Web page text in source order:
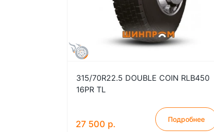
315/70R22.5 DOUBLE COIN RLB450
16PR TL
27 500 р. Подробнее